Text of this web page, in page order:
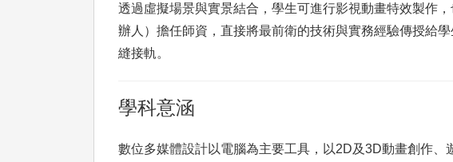
透過虛擬場景與實景結合，學生可進行影視動畫特效製作
辦人）擔任師資，直接將最前衛的技術與實務經驗傳授給
縫接軌。
學科意涵
數位多媒體設計以電腦為主要工具，以2D及3D動畫創作、